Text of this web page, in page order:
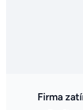
Firma